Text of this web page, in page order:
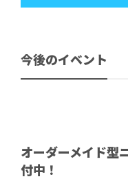
今後のイベント
オーダーメイド型
付中！